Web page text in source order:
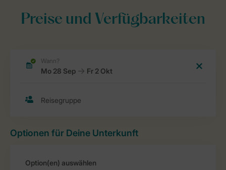
Preise und Verfügbarkeiten
Optionen für Deine Unterkunft